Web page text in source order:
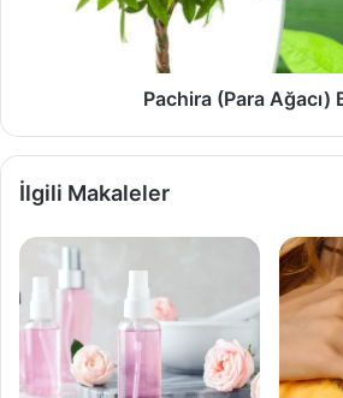
Pachira (Para Ağacı)
İlgili Makaleler